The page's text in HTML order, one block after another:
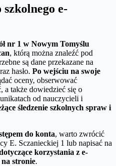
szkolnego e-
nr 1 w Nowym Tomyślu
, którą można znaleźć pod
są dane przekazane na
hasło. Po wejściu na swoje
oceny, obserwować
a także dowiedzieć się o
od nauczycieli i
śledzenie szkolnych spraw i
do konta, warto zwrócić
E. Sczanieckiej 1 lub napisać na
korzystania z e-
stronie.